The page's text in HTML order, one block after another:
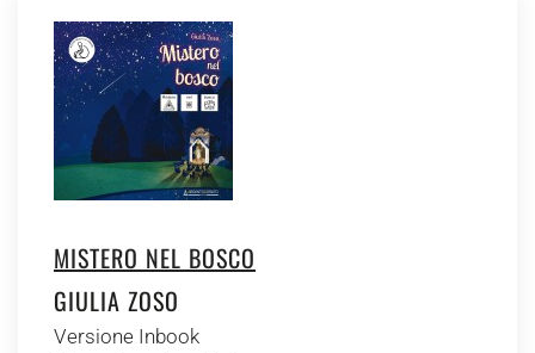
MISTERO NEL BOSCO
GIULIA ZOSO
Versione Inbook